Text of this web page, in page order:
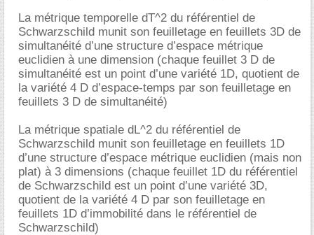
La métrique temporelle dT^2 du référentiel de
Schwarzschild munit son feuilletage en feuillets 3D de
simultanéité d’une structure d’espace métrique
euclidien à une dimension (chaque feuillet 3 D de
simultanéité est un point d’une variété 1D, quotient de
la variété 4 D d’espace-temps par son feuilletage en
feuillets 3 D de simultanéité)
La métrique spatiale dL^2 du référentiel de
Schwarzschild munit son feuilletage en feuillets 1D
d’une structure d’espace métrique euclidien (mais non
plat) à 3 dimensions (chaque feuillet 1D du référentiel
de Schwarzschild est un point d’une variété 3D,
quotient de la variété 4 D par son feuilletage en
feuillets 1D d’immobilité dans le référentiel de
Schwarzschild)